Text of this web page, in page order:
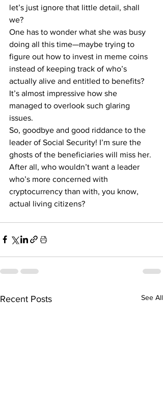
let’s just ignore that little detail, shall
we?
One has to wonder what she was busy
doing all this time—maybe trying to
figure out how to invest in meme coins
instead of keeping track of who’s
actually alive and entitled to benefits?
It’s almost impressive how she
managed to overlook such glaring
issues.
So, goodbye and good riddance to the
leader of Social Security! I’m sure the
ghosts of the beneficiaries will miss her.
After all, who wouldn’t want a leader
who’s more concerned with
cryptocurrency than with, you know,
actual living citizens?
Recent Posts See All